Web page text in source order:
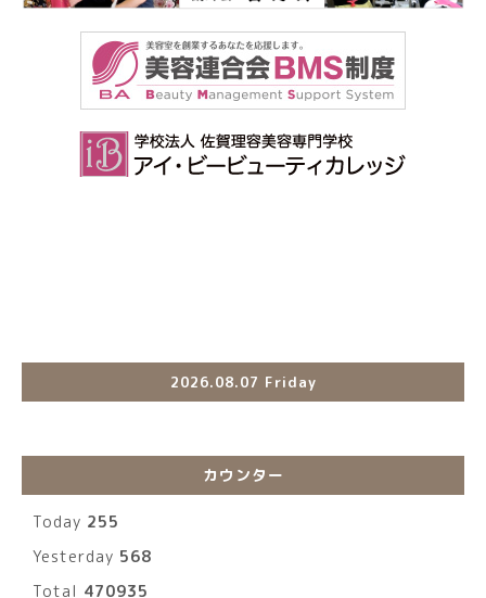
2026.08.07 Friday
カウンター
Today 255
Yesterday 568
Total 470935